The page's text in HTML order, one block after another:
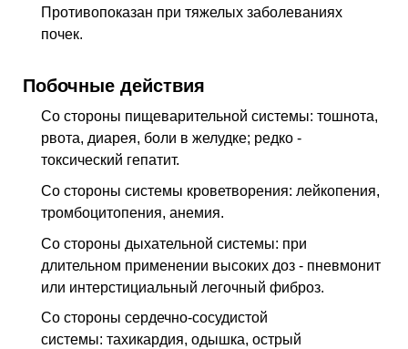
Противопоказан при тяжелых заболеваниях
почек.
Побочные действия
Со стороны пищеварительной системы: тошнота,
рвота, диарея, боли в желудке; редко -
токсический гепатит.
Со стороны системы кроветворения: лейкопения,
тромбоцитопения, анемия.
Со стороны дыхательной системы: при
длительном применении высоких доз - пневмонит
или интерстициальный легочный фиброз.
Со стороны сердечно-сосудистой
системы: тахикардия, одышка, острый